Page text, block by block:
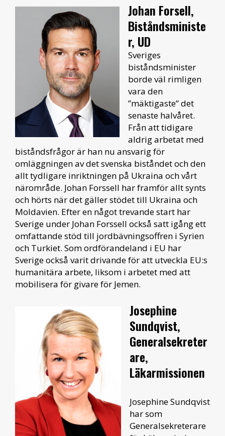
Johan Forsell,
Biståndsministe
r, UD
Sveriges
biståndsminister
borde väl rimligen
vara den
”mäktigaste” det
senaste halvåret.
Från att tidigare
aldrig arbetat med
biståndsfrågor är han nu ansvarig för
omläggningen av det svenska biståndet och den
allt tydligare inriktningen på Ukraina och vårt
närområde. Johan Forssell har framför allt synts
och hörts när det gäller stödet till Ukraina och
Moldavien. Efter en något trevande start har
Sverige under Johan Forssell också satt igång ett
omfattande stöd till jordbävningsoffren i Syrien
och Turkiet. Som ordförandeland i EU har
Sverige också varit drivande för att utveckla EU:s
humanitära arbete, liksom i arbetet med att
mobilisera för givare för Jemen.
Josephine
Sundqvist,
Generalsekreter
are,
Läkarmissionen
Josephine Sundqvist
har som
Generalsekreterare